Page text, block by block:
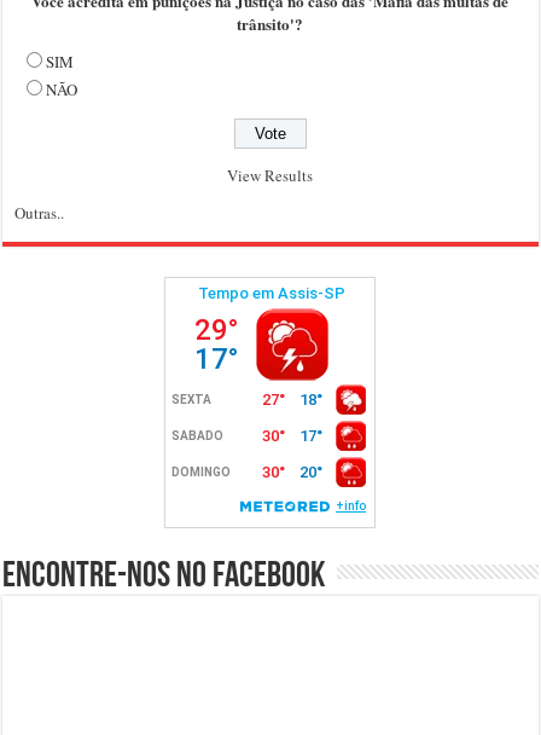
trânsito'?
SIM
NÃO
View Results
Outras..
Encontre-nos no Facebook